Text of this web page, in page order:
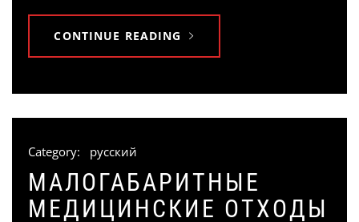
CONTINUE READING
Category: русский
МАЛОГАБАРИТНЫЕ
МЕДИЦИНСКИЕ ОТХОДЫ